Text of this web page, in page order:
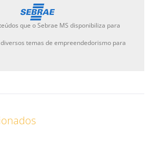
que o Sebrae MS disponibiliza para
temas de empreendedorismo para